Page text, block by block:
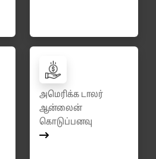
அமெரிக்க டாலர்
ஆன்லைன்
கொடுப்பனவு